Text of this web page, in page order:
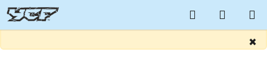
×
Hledat
KOŠÍK